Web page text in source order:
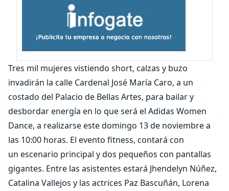
Tres mil mujeres vistiendo short, calzas y buzo
invadirán la calle Cardenal José María Caro, a un
costado del Palacio de Bellas Artes, para bailar y
desbordar energía en lo que será el Adidas Women
Dance, a realizarse este domingo 13 de noviembre a
las 10:00 horas. El evento fitness, contará con
un escenario principal y dos pequeños con pantallas
gigantes. Entre las asistentes estará Jhendelyn Núñez,
Catalina Vallejos y las actrices Paz Bascuñán, Lorena